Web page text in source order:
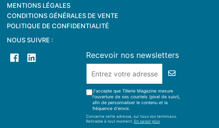
MENTIONS LÉGALES
CONDITIONS GÉNÉRALES DE VENTE
POLITIQUE DE CONFIDENTIALITÉ
NOUS SUIVRE :
Recevoir nos newsletters
J'accepte que Tôlerie Magazine mesure
l'ouverture de ses courriels (pixel de suivi),
afin de personnaliser le contenu et la
fréquence d'envoi.
Concerne cette adresse, sur tous vos terminaux.
Retirable à tout moment. En savoir plus